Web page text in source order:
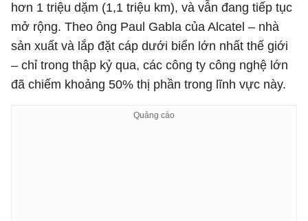
hơn 1 triệu dặm (1,1 triệu km), và vẫn đang tiếp tục
mở rộng. Theo ông Paul Gabla của Alcatel – nhà
sản xuất và lắp đặt cáp dưới biển lớn nhất thế giới
– chỉ trong thập kỷ qua, các công ty công nghệ lớn
đã chiếm khoảng 50% thị phần trong lĩnh vực này.